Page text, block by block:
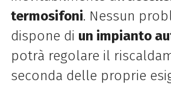
termosifoni. Nessun
dispone di un impianto
potrà regolare il
seconda delle proprie